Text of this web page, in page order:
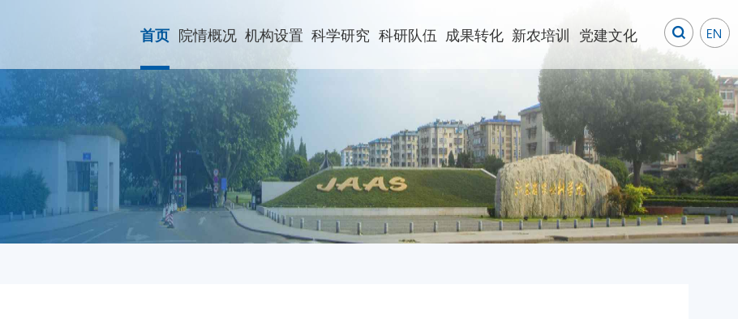
首页 院情概况 机构设置 科学研究 科研队伍 成果转化 新农培训 党建文化